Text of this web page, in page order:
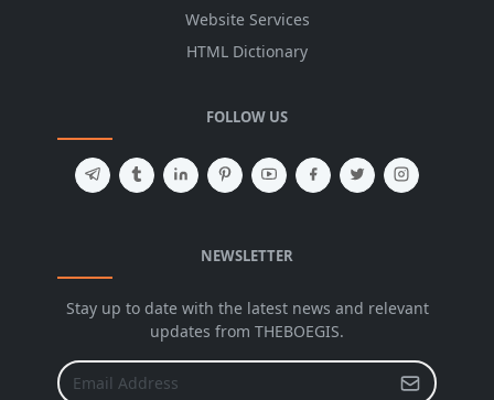
Website Services
HTML Dictionary
FOLLOW US
NEWSLETTER
Stay up to date with the latest news and relevant
updates from THEBOEGIS.